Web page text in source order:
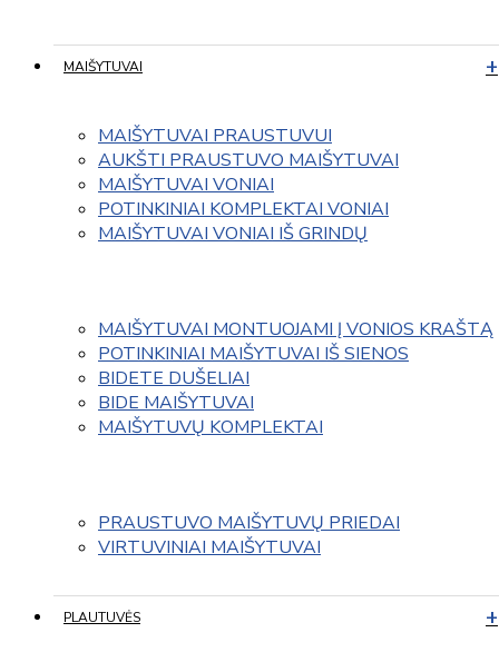
MAIŠYTUVAI
MAIŠYTUVAI PRAUSTUVUI
AUKŠTI PRAUSTUVO MAIŠYTUVAI
MAIŠYTUVAI VONIAI
POTINKINIAI KOMPLEKTAI VONIAI
MAIŠYTUVAI VONIAI IŠ GRINDŲ
MAIŠYTUVAI MONTUOJAMI Į VONIOS KRAŠTĄ
POTINKINIAI MAIŠYTUVAI IŠ SIENOS
BIDETE DUŠELIAI
BIDE MAIŠYTUVAI
MAIŠYTUVŲ KOMPLEKTAI
PRAUSTUVO MAIŠYTUVŲ PRIEDAI
VIRTUVINIAI MAIŠYTUVAI
PLAUTUVĖS